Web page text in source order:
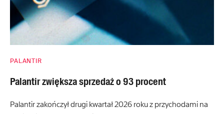
PALANTIR
Palantir zwiększa sprzedaż o 93 procent
Palantir zakończył drugi kwartał 2026 roku z przychodami na